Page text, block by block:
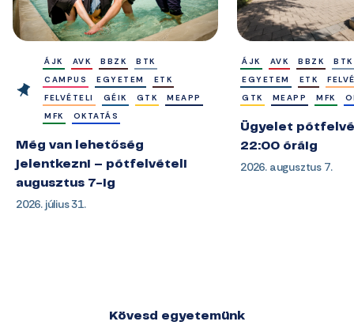
ÁJK AVK BBZK
BTK
CAMPUS
EGYETEM
ETK
FELVÉTELI
GÉIK GTK
MEAPP
MFK
OKTATÁS
Még van lehetőség
jelentkezni – pótfelvételi
augusztus 7-ig
2026. július 31.
ÁJK AVK BBZK
BTK
EGYETEM
ETK
GTK
MEAPP MFK
Ügyelet
22:00 óráig
2026. augusztus 7.
Kövesd egyetemünk